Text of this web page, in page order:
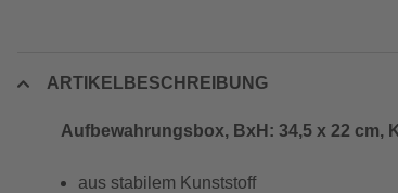
ARTIKELBESCHREIBUNG
Aufbewahrungsbox, BxH: 34,5 x 22 cm,
aus stabilem Kunststoff